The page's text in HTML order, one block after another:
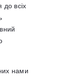
до всіх
нами